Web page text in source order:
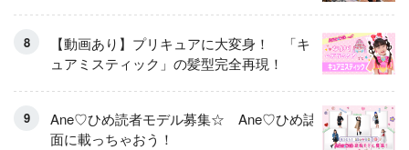
【動画あり】プリキュアに大変身！ 「キ
ュアミスティック」の髪型完全再現！
Ane♡ひめ読者モデル募集☆ Ane♡ひめ誌
面に載っちゃおう！